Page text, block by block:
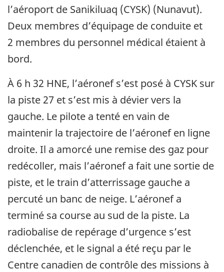
l’aéroport de Sanikiluaq (CYSK) (Nunavut).
Deux membres d’équipage de conduite et
2 membres du personnel médical étaient à
bord.
À 6 h 32 HNE, l’aéronef s’est posé à CYSK sur
la piste 27 et s’est mis à dévier vers la
gauche. Le pilote a tenté en vain de
maintenir la trajectoire de l’aéronef en ligne
droite. Il a amorcé une remise des gaz pour
redécoller, mais l’aéronef a fait une sortie de
piste, et le train d’atterrissage gauche a
percuté un banc de neige. L’aéronef a
terminé sa course au sud de la piste. La
radiobalise de repérage d’urgence s’est
déclenchée, et le signal a été reçu par le
Centre canadien de contrôle des missions à